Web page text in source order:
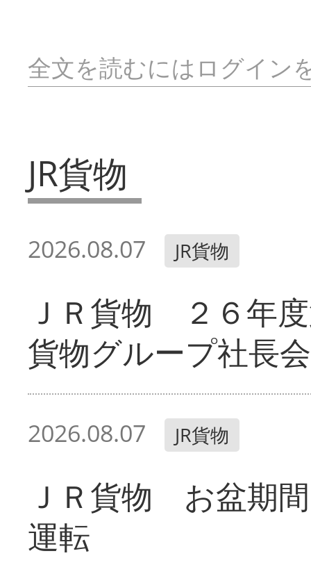
全文を読むにはログイン
JR貨物
2026.08.07 JR貨物
ＪＲ貨物 ２６年
貨物グループ社長
2026.08.07 JR貨物
ＪＲ貨物 お盆期
運転